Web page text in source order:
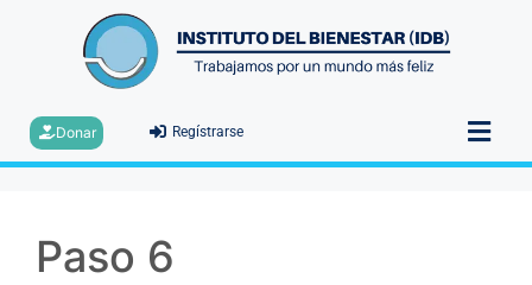
Donar Regístrarse
Paso 6